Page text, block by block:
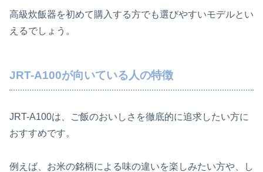
高級炊飯器を初めて購入する方でも選びやすいモデルとい
えるでしょう。
JRT-A100が向いている人の特徴
JRT-A100は、ご飯のおいしさを徹底的に追求したい方に
おすすめです。
例えば、お米の銘柄による味の違いを楽しみたい方や、し